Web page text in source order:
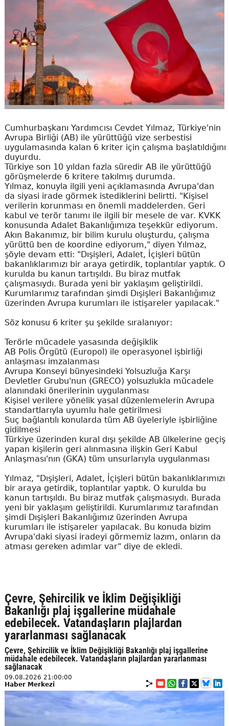
Cumhurbaşkanı Yardımcısı Cevdet Yılmaz, Türkiye'nin
Avrupa Birliği (AB) ile yürüttüğü vize serbestisi
uygulamasında kalan 6 kriter için çalışma başlatıldığını
duyurdu.
Türkiye son 10 yıldan fazla süredir AB ile yürüttüğü
görüşmelerde 6 kritere takılmış durumda.
Yılmaz, konuyla ilgili yeni açıklamasında Avrupa'dan
da siyasi irade görmek istediklerini belirtti. "Kişisel
verilerin korunması en önemli maddelerden. Geri
kabul ve terör tanımı ile ilgili bir mesele de var. KVKK
konusunda Adalet Bakanlığımıza teşekkür ediyorum.
Akın Bakanımız, bir bilim kurulu oluşturdu, çalışma
yürüttü ben de koordine ediyorum," diyen Yılmaz,
şöyle devam etti: "Dışişleri, Adalet, İçişleri bütün
bakanlıklarımızı bir araya getirdik, toplantılar yaptık. O
kurulda bu kanun tartışıldı. Bu biraz mutfak
çalışmasıydı. Burada yeni bir yaklaşım geliştirildi.
Kurumlarımız tarafından şimdi Dışişleri Bakanlığımız
üzerinden Avrupa kurumları ile istişareler yapılacak."
Söz konusu 6 kriter şu şekilde sıralanıyor:
Terörle mücadele yasasında değişiklik
AB Polis Örgütü (Europol) ile operasyonel işbirliği
anlaşması imzalanması
Avrupa Konseyi bünyesindeki Yolsuzluğa Karşı
Devletler Grubu'nun (GRECO) yolsuzlukla mücadele
alanındaki önerilerinin uygulanması
Kişisel verilere yönelik yasal düzenlemelerin Avrupa
standartlarıyla uyumlu hale getirilmesi
Suç bağlantılı konularda tüm AB üyeleriyle işbirliğine
gidilmesi
Türkiye üzerinden kural dışı şekilde AB ülkelerine geçiş
yapan kişilerin geri alınmasına ilişkin Geri Kabul
Anlaşması'nın (GKA) tüm unsurlarıyla uygulanması
Yılmaz, "Dışişleri, Adalet, İçişleri bütün bakanlıklarımızı
bir araya getirdik, toplantılar yaptık. O kurulda bu
kanun tartışıldı. Bu biraz mutfak çalışmasıydı. Burada
yeni bir yaklaşım geliştirildi. Kurumlarımız tarafından
şimdi Dışişleri Bakanlığımız üzerinden Avrupa
kurumları ile istişareler yapılacak. Bu konuda bizim
Avrupa'daki siyasi iradeyi görmemiz lazım, onların da
atması gereken adımlar var" diye de ekledi.
Çevre, Şehircilik ve İklim Değişikliği
Bakanlığı plaj işgallerine müdahale
edebilecek. Vatandaşların plajlardan
yararlanması sağlanacak
Çevre, Şehircilik ve İklim Değişikliği Bakanlığı plaj işgallerine
müdahale edebilecek. Vatandaşların plajlardan yararlanması
sağlanacak
09.08.2026 21:00:00
Haber Merkezi